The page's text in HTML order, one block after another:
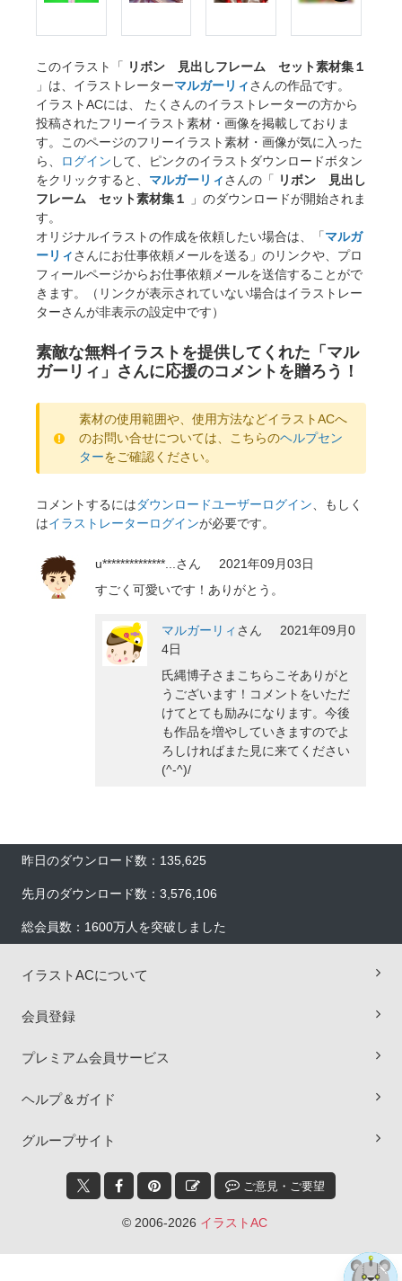
このイラスト「 リボン 見出しフレーム セット素材集１
」は、イラストレーターマルガーリィさんの作品です。
イラストACには、 たくさんのイラストレーターの方から
投稿されたフリーイラスト素材・画像を掲載しておりま
す。このページのフリーイラスト素材・画像が気に入った
ら、
ログイン して、ピンクのイラストダウンロードボタン
をクリックすると、 マルガーリィさんの「 リボン 見出し
フレーム セット素材集１
」のダウンロードが開始されま
す。
オリジナルイラストの作成を依頼したい場合は、「マルガ
ーリィさんにお仕事依頼メールを送る」のリンクや、プロ
フィールページからお仕事依頼メールを送信することがで
きます。（リンクが表示されていない場合はイラストレー
ターさんが非表示の設定中です）
素敵な無料イラストを提供してくれた「マル
ガーリィ」さんに応援のコメントを贈ろう！
素材の使用範囲や、使用方法などイラストACへ
のお問い合せについては、こちらのヘルプセン
ターをご確認ください。
コメントするにはダウンロードユーザーログイン、もしく
はイラストレーターログインが必要です。
u**************...さん
2021年09月03日
すごく可愛いです！ありがとう。
マルガーリィ さん
2021年09月0
4日
氏縄博子さまこちらこそありがと
うございます！コメントをいただ
けてとても励みになります。今後
も作品を増やしていきますのでよ
ろしければまた見に来てください
(^-^)/
昨日のダウンロード数：135,625
先月のダウンロード数：3,576,106
総会員数：1600万人を突破しました
イラストACについて
会員登録
プレミアム会員サービス
ヘルプ＆ガイド
グループサイト
ご意見・ご要望
© 2006-2026 イラストAC